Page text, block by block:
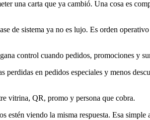
una carta que ya cambió. Una cosa es
de sistema ya no es lujo. Es orden
control cuando pedidos, promociones y
en pedidos especiales y menos
vitrina, QR, promo y persona que cobra.
viendo la misma respuesta. Esa